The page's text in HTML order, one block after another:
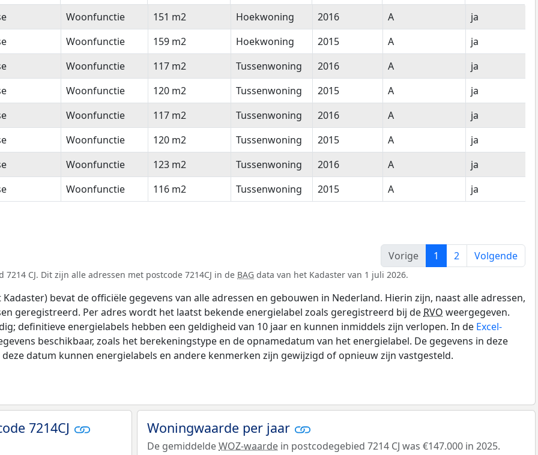
Gebruiksdoel Oppervlakte Woningtype Bouwjaar Energielabel
Bebouwde
kom
Woonfunctie 151 m2 Hoekwoning 2016 A
ja
Woonfunctie 159 m2 Hoekwoning 2015 A
ja
Woonfunctie 117 m2 Tussenwoning 2016 A
ja
Woonfunctie 120 m2 Tussenwoning 2015 A
ja
Woonfunctie 117 m2 Tussenwoning 2016 A
ja
Woonfunctie 120 m2 Tussenwoning 2015 A
ja
Woonfunctie 123 m2 Tussenwoning 2016 A
ja
Woonfunctie 116 m2 Tussenwoning 2015 A ja
Vorige
1 2 Volgende
CJ. Dit zijn alle adressen met postcode 7214CJ in de BAG data van het Kadaster van 1 juli 2026.
bevat de officiële gegevens van alle adressen en gebouwen in Nederland. Hierin zijn, naast alle adressen,
geregistreerd. Per adres wordt het laatst bekende energielabel zoals geregistreerd bij de RVO weergegeven.
definitieve energielabels hebben een geldigheid van 10 jaar en kunnen inmiddels zijn verlopen. In de Excel-
beschikbaar, zoals het berekeningstype en de opnamedatum van het energielabel. De gegevens in deze
datum kunnen energielabels en andere kenmerken zijn gewijzigd of opnieuw zijn vastgesteld.
7214CJ Woningwaarde per jaar
De gemiddeldeWOZ-waarde in postcodegebied 7214 CJ was €147.000 in 2025.